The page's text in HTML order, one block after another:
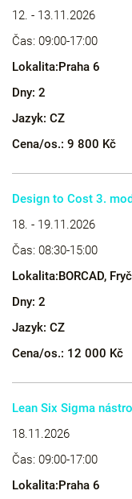
12. - 13.11.2026
Čas: 09:00-17:00
Lokalita:Praha 6
Dny: 2
Jazyk: CZ
Cena/os.: 9 800 Kč
Design to Cost 3.
18. - 19.11.2026
Čas: 08:30-15:00
Lokalita:BORCAD,
Dny: 2
Jazyk: CZ
Cena/os.: 12 000 Kč
Lean Six Sigma
18.11.2026
Čas: 09:00-17:00
Lokalita:Praha 6